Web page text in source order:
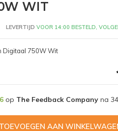
WIT
LEVERTIJD VOOR 14:00 BESTELD,
Digitaal 750W Wit
op The Feedback Companyna
TOEVOEGEN AAN